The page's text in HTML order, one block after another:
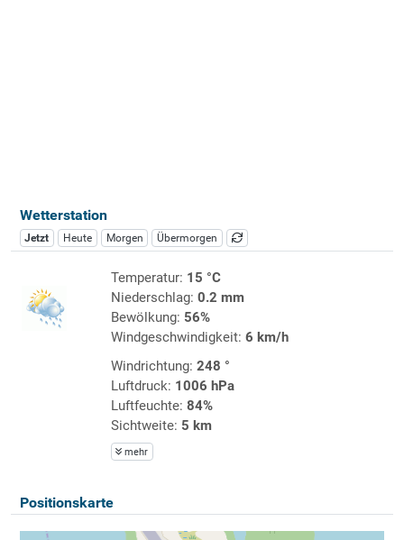
Wetterstation
Jetzt Heute Morgen Übermorgen
Temperatur: 15 °C
Niederschlag: 0.2 mm
Bewölkung: 56%
Windgeschwindigkeit: 6 km/h
Windrichtung: 248 °
Luftdruck: 1006 hPa
Luftfeuchte: 84%
Sichtweite: 5 km
mehr
Positionskarte